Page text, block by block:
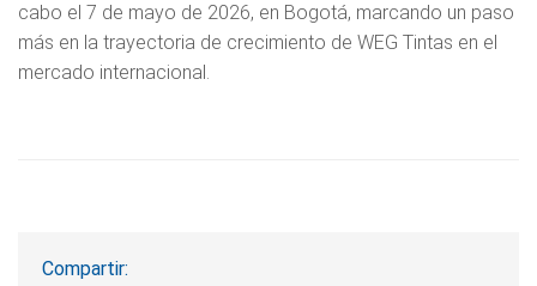
cabo el 7 de mayo de 2026, en Bogotá, marcando un paso
más en la trayectoria de crecimiento de WEG Tintas en el
mercado internacional.
Compartir: